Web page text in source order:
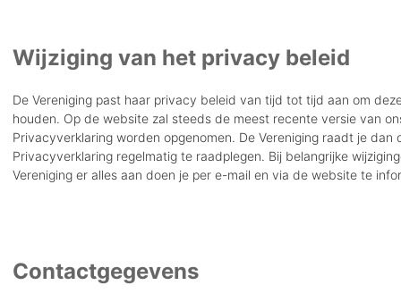
Wijziging van het privacy beleid
De Vereniging past haar privacy beleid van tijd tot tijd aan om
houden. Op de website zal steeds de meest recente versie van
Privacyverklaring worden opgenomen. De Vereniging raadt je dan
Privacyverklaring regelmatig te raadplegen. Bij belangrijke
Vereniging er alles aan doen je per e-mail en via de website te
Contactgegevens